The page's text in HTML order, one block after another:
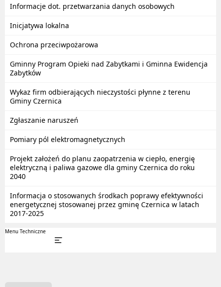
Informacje dot. przetwarzania danych osobowych
Inicjatywa lokalna
Ochrona przeciwpożarowa
Gminny Program Opieki nad Zabytkami i Gminna Ewidencja
Zabytków
Wykaz firm odbierających nieczystości płynne z terenu
Gminy Czernica
Zgłaszanie naruszeń
Pomiary pól elektromagnetycznych
Projekt założeń do planu zaopatrzenia w ciepło, energię
elektryczną i paliwa gazowe dla gminy Czernica do roku
2040
Informacja o stosowanych środkach poprawy efektywności
energetycznej stosowanej przez gminę Czernica w latach
2017-2025
Menu Techniczne